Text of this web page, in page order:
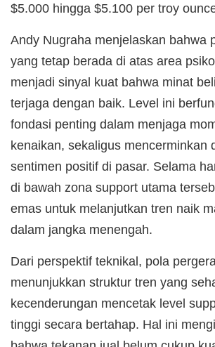
$5.000 hingga $5.100 per troy
Andy Nugraha menjelaskan bahwa
yang tetap berada di atas area
menjadi sinyal kuat bahwa minat
terjaga dengan baik. Level ini
fondasi penting dalam menjaga
kenaikan, sekaligus mencerminkan
sentimen positif di pasar. Selama
di bawah zona support utama
emas untuk melanjutkan tren naik
dalam jangka menengah.
Dari perspektif teknikal, pola
menunjukkan struktur tren yang
kecenderungan mencetak level
tinggi secara bertahap. Hal ini